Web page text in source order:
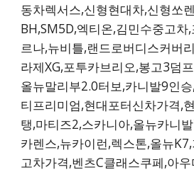
동차렉서스,신형현대차,신형쏘
BH,SM5D,엑티온,김민수중고차
르나,뉴비틀,랜드로버디스커버
라제XG,포투카브리오,봉고3덤
올뉴말리부2.0터보,카니발9인
티프리미엄,현대포터신차가격,
탱,마티즈2,스카니아,올뉴카니
카렌스,뉴카이런,렉스톤,올뉴
고차가격,벤츠C클래스쿠페,아